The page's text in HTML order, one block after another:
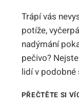
Trápí vás
potíže,
nadýmání
pečivo?
lidí v
PŘEČTĚTE SI